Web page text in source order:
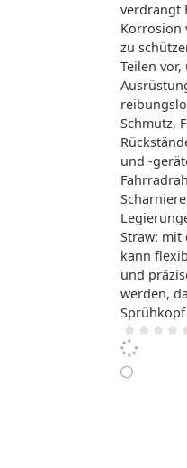
verdrängt
Korrosion
zu
Teilen
Schmutz,
und -
Straw:
kann
und
werden,
Sprühkopf